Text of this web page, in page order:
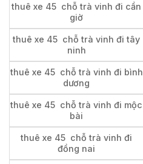
thuê xe 45 chỗ trà vinh đi cần
giờ
thuê xe 45 chỗ trà vinh đi tây
ninh
thuê xe 45 chỗ trà vinh đi bình
dương
thuê xe 45 chỗ trà vinh đi mộc
bài
thuê xe 45 chỗ trà vinh đi
đồng nai